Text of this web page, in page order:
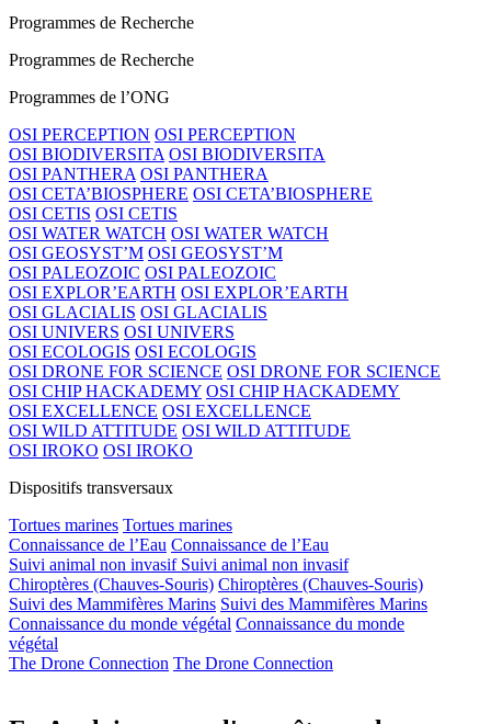
Programmes de Recherche
Programmes de Recherche
Programmes de l’ONG
OSI PERCEPTION OSI PERCEPTION
OSI BIODIVERSITA OSI BIODIVERSITA
OSI PANTHERA OSI PANTHERA
OSI CETA’BIOSPHERE OSI CETA’BIOSPHERE
OSI CETIS OSI CETIS
OSI WATER WATCH OSI WATER WATCH
OSI GEOSYST’M OSI GEOSYST’M
OSI PALEOZOIC OSI PALEOZOIC
OSI EXPLOR’EARTH OSI EXPLOR’EARTH
OSI GLACIALIS OSI GLACIALIS
OSI UNIVERS OSI UNIVERS
OSI ECOLOGIS OSI ECOLOGIS
OSI DRONE FOR SCIENCE OSI DRONE FOR SCIENCE
OSI CHIP HACKADEMY OSI CHIP HACKADEMY
OSI EXCELLENCE OSI EXCELLENCE
OSI WILD ATTITUDE OSI WILD ATTITUDE
OSI IROKO OSI IROKO
Dispositifs transversaux
Tortues marines Tortues marines
Connaissance de l’Eau Connaissance de l’Eau
Suivi animal non invasif Suivi animal non invasif
Chiroptères (Chauves-Souris) Chiroptères (Chauves-Souris)
Suivi des Mammifères Marins Suivi des Mammifères Marins
Connaissance du monde végétal Connaissance du monde
végétal
The Drone Connection The Drone Connection